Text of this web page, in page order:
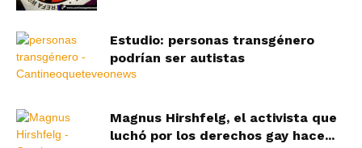
Estudio: personas transgénero
podrían ser autistas
Magnus Hirshfelg, el activista que
luchó por los derechos gay hace...